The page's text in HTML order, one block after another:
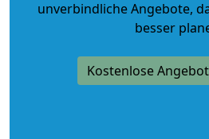
unverbindliche Angebote,
besser
Kostenlose